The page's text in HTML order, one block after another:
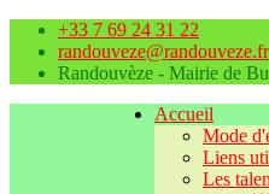
+33 7 69 24 31 22
randouveze@randouveze.fr
Randouvèze - Mairie de
Accueil
Mode
Liens
Les